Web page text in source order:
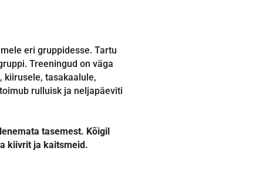
eri gruppidesse. Tartu
Treeningud on väga
kiirusele, tasakaalule,
rulluisk ja neljapäeviti
tasemest. Kõigil
kiivrit ja kaitsmeid.